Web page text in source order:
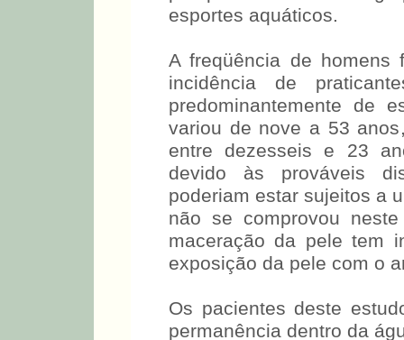
esportes aquáticos.
A freqüência de
incidência de
predominantemente de
variou de nove a 53
entre dezesseis e 23
devido às prováveis
poderiam estar sujeitos a
não se comprovou
maceração da pele tem
exposição da pele com o
Os pacientes deste
permanência dentro da